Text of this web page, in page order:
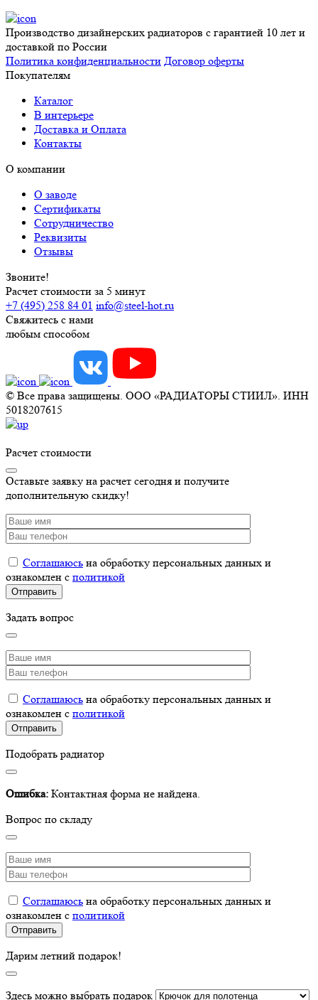
Производство дизайнерских радиаторов с гарантией 10 лет и
доставкой по России
Политика конфиденциальности Договор оферты
Покупателям
Каталог
В интерьере
Доставка и Оплата
Контакты
О компании
О заводе
Сертификаты
Сотрудничество
Реквизиты
Отзывы
Звоните!
Расчет стоимости за 5 минут
+7 (495) 258 84 01 info@steel-hot.ru
Свяжитесь с нами
любым способом
© Все права защищены. ООО «РАДИАТОРЫ СТИИЛ». ИНН
5018207615
Расчет стоимости
Оставьте заявку на расчет сегодня и получите
дополнительную скидку!
Соглашаюсь на обработку персональных данных и
ознакомлен с политикой
Задать вопрос
Соглашаюсь на обработку персональных данных и
ознакомлен с политикой
Подобрать радиатор
Ошибка: Контактная форма не найдена.
Вопрос по складу
Соглашаюсь на обработку персональных данных и
ознакомлен с политикой
Дарим летний подарок!
Здесь можно выбрать подарок